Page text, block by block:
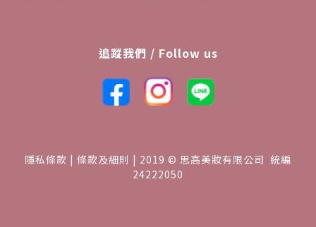
追蹤我們 / Follow us
隱私條款 | 條款及細則 | 2019 © 思高美妝有限公司 統編
24222050